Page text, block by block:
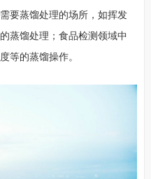
要蒸馏处理的场所，如挥发
蒸馏处理；食品检测领域中
等的蒸馏操作。